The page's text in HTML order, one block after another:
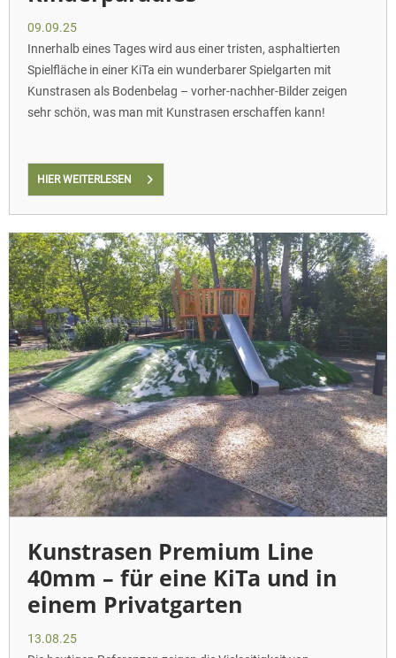
09.09.25
Innerhalb eines Tages wird aus einer tristen, asphaltierten
Spielfläche in einer KiTa ein wunderbarer Spielgarten mit
Kunstrasen als Bodenbelag – vorher-nachher-Bilder zeigen
sehr schön, was man mit Kunstrasen erschaffen kann!
HIER WEITERLESEN
Kunstrasen Premium Line
40mm – für eine KiTa und in
einem Privatgarten
13.08.25